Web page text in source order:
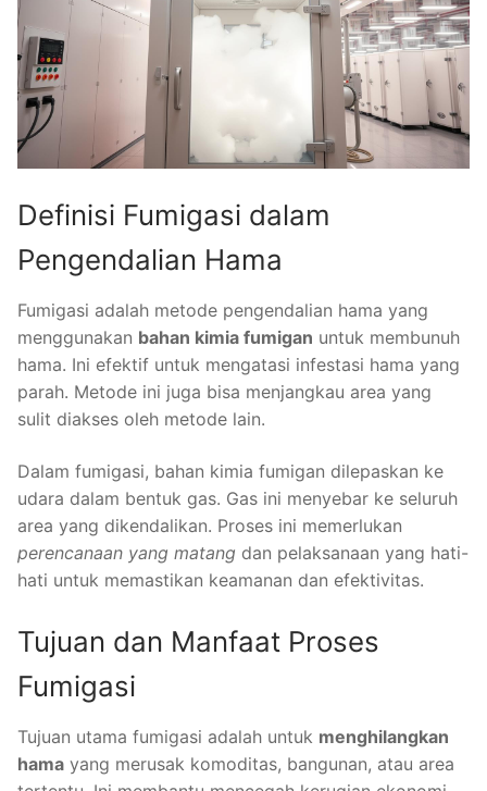
Definisi Fumigasi dalam
Pengendalian Hama
Fumigasi adalah metode pengendalian hama yang
menggunakan bahan kimia fumigan untuk membunuh
hama. Ini efektif untuk mengatasi infestasi hama yang
parah. Metode ini juga bisa menjangkau area yang
sulit diakses oleh metode lain.
Dalam fumigasi, bahan kimia fumigan dilepaskan ke
udara dalam bentuk gas. Gas ini menyebar ke seluruh
area yang dikendalikan. Proses ini memerlukan
perencanaan yang matang dan pelaksanaan yang hati-
hati untuk memastikan keamanan dan efektivitas.
Tujuan dan Manfaat Proses
Fumigasi
Tujuan utama fumigasi adalah untuk menghilangkan
hama yang merusak komoditas, bangunan, atau area